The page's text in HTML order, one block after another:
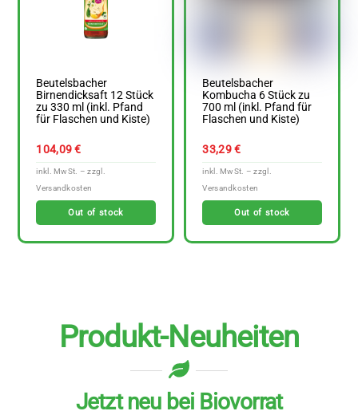
Beutelsbacher
Birnendicksaft 12 Stück
zu 330 ml (inkl. Pfand
für Flaschen und Kiste)
104,09€
Out of stock
Beutelsbacher
Kombucha 6 Stück zu
700 ml (inkl. Pfand für
Flaschen und Kiste)
33,29€
Out of stock
Produkt-Neuheiten
Jetzt neu bei Biovorrat